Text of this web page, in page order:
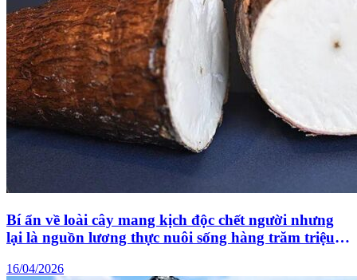
Bí ẩn về loài cây mang kịch độc chết người nhưng
lại là nguồn lương thực nuôi sống hàng trăm triệu
16/04/2026